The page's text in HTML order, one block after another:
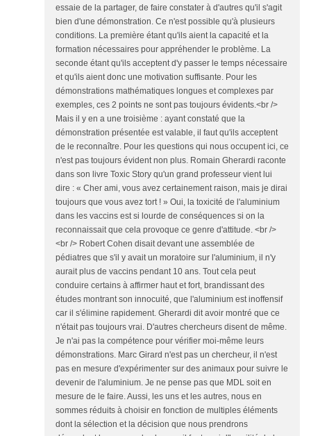
essaie de la partager, de faire constater à d'autres qu'il s'agit
bien d'une démonstration. Ce n'est possible qu'à plusieurs
conditions. La première étant qu'ils aient la capacité et la
formation nécessaires pour appréhender le problème. La
seconde étant qu'ils acceptent d'y passer le temps nécessaire
et qu'ils aient donc une motivation suffisante. Pour les
démonstrations mathématiques longues et complexes par
exemples, ces 2 points ne sont pas toujours évidents.<br />
Mais il y en a une troisième : ayant constaté que la
démonstration présentée est valable, il faut qu'ils acceptent
de le reconnaître. Pour les questions qui nous occupent ici, ce
n'est pas toujours évident non plus. Romain Gherardi raconte
dans son livre Toxic Story qu'un grand professeur vient lui
dire : « Cher ami, vous avez certainement raison, mais je dirai
toujours que vous avez tort ! » Oui, la toxicité de l'aluminium
dans les vaccins est si lourde de conséquences si on la
reconnaissait que cela provoque ce genre d'attitude. <br />
<br /> Robert Cohen disait devant une assemblée de
pédiatres que s'il y avait un moratoire sur l'aluminium, il n'y
aurait plus de vaccins pendant 10 ans. Tout cela peut
conduire certains à affirmer haut et fort, brandissant des
études montrant son innocuité, que l'aluminium est inoffensif
car il s'élimine rapidement. Gherardi dit avoir montré que ce
n'était pas toujours vrai. D'autres chercheurs disent de même.
Je n'ai pas la compétence pour vérifier moi-même leurs
démonstrations. Marc Girard n'est pas un chercheur, il n'est
pas en mesure d'expérimenter sur des animaux pour suivre le
devenir de l'aluminium. Je ne pense pas que MDL soit en
mesure de le faire. Aussi, les uns et les autres, nous en
sommes réduits à choisir en fonction de multiples éléments
dont la sélection et la décision que nous prendrons